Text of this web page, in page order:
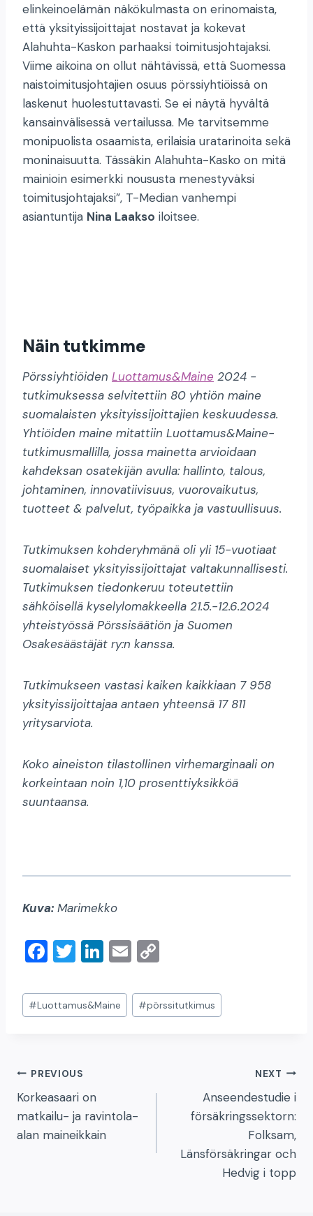
elinkeinoelämän näkökulmasta on erinomaista,
että yksityissijoittajat nostavat ja kokevat
Alahuhta-Kaskon parhaaksi toimitusjohtajaksi.
Viime aikoina on ollut nähtävissä, että Suomessa
naistoimitusjohtajien osuus pörssiyhtiöissä on
laskenut huolestuttavasti. Se ei näytä hyvältä
kansainvälisessä vertailussa. Me tarvitsemme
monipuolista osaamista, erilaisia uratarinoita sekä
moninaisuutta. Tässäkin Alahuhta-Kasko on mitä
mainioin esimerkki noususta menestyväksi
toimitusjohtajaksi”, T-Median vanhempi
asiantuntija Nina Laakso iloitsee.
Näin tutkimme
Pörssiyhtiöiden Luottamus&Maine 2024 -
tutkimuksessa selvitettiin 80 yhtiön maine
suomalaisten yksityissijoittajien keskuudessa.
Yhtiöiden maine mitattiin Luottamus&Maine-
tutkimusmallilla, jossa mainetta arvioidaan
kahdeksan osatekijän avulla: hallinto, talous,
johtaminen, innovatiivisuus, vuorovaikutus,
tuotteet & palvelut, työpaikka ja vastuullisuus.
Tutkimuksen kohderyhmänä oli yli 15-vuotiaat
suomalaiset yksityissijoittajat valtakunnallisesti.
Tutkimuksen tiedonkeruu toteutettiin
sähköisellä kyselylomakkeella 21.5.-12.6.2024
yhteistyössä Pörssisäätiön ja Suomen
Osakesäästäjät ry:n kanssa.
Tutkimukseen vastasi kaiken kaikkiaan 7 958
yksityissijoittajaa antaen yhteensä 17 811
yritysarviota.
Koko aineiston tilastollinen virhemarginaali on
korkeintaan noin 1,10 prosenttiyksikköä
suuntaansa.
Kuva: Marimekko
F
c
e
o
o
k
T
tt
er
Li
k
e
E
ai
l
p
y
Post
Tags:
#Luottamus&Maine #pörssitutkimus
Artikkelien
selaus
PREVIOUS
Korkeasaari on
matkailu- ja ravintola-
alan maineikkain
NEXT
Anseendestudie i
försäkringssektorn:
Folksam,
Länsförsäkringar och
Hedvig i topp